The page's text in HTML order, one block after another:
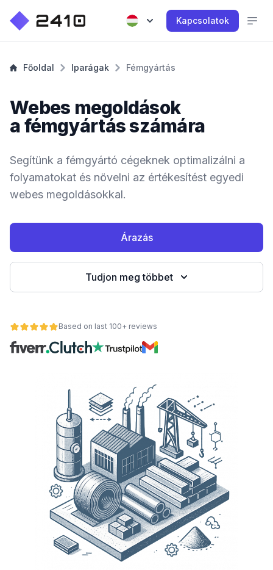
Kapcsolatok
Főoldal Iparágak Fémgyártás
Webes megoldások
a fémgyártás számára
Segítünk a fémgyártó cégeknek optimalizálni a
folyamatokat és növelni az értékesítést egyedi
webes megoldásokkal.
Árazás
Tudjon meg többet
Based on last 100+ reviews